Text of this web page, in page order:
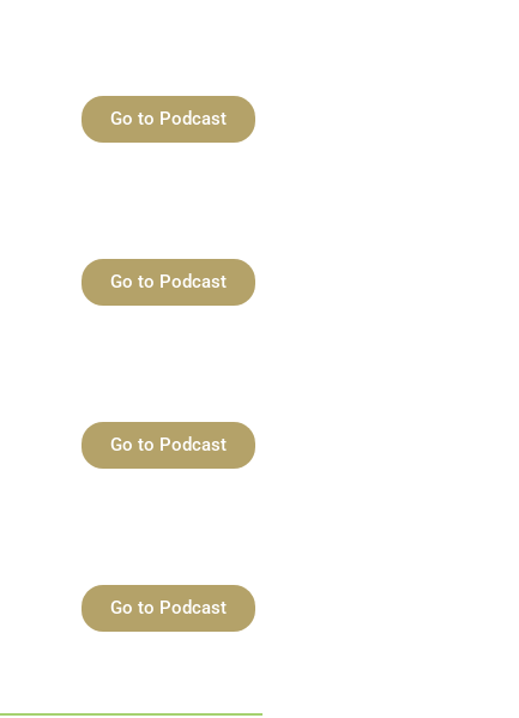
Go to Podcast
Go to Podcast
Go to Podcast
Go to Podcast